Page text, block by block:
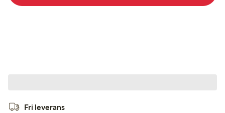
Fri leverans